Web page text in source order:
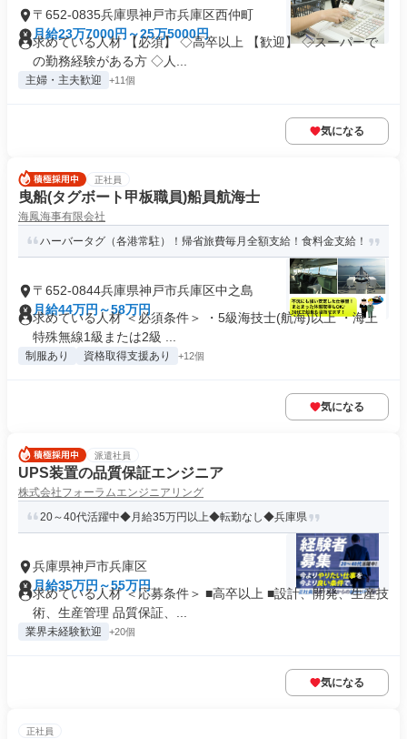
〒652-0835兵庫県神戸市兵庫区西仲町
月給23万7000円～25万5000円
求めている人材 【必須】 ◇高卒以上 【歓迎】 ◇スーパーで
の勤務経験がある方 ◇人...
主婦・主夫歓迎 +11個
気になる
正社員
曳船(タグボート甲板職員)船員航海士
海鳳海事有限会社
ハーバータグ（各港常駐）！帰省旅費毎月全額支給！食料金支給！
〒652-0844兵庫県神戸市兵庫区中之島
月給44万円～58万円
求めている人材 ＜必須条件＞ ・5級海技士(航海)以上 ・海上
特殊無線1級または2級 ...
制服あり 資格取得支援あり +12個
気になる
派遣社員
UPS装置の品質保証エンジニア
株式会社フォーラムエンジニアリング
20～40代活躍中◆月給35万円以上◆転勤なし◆兵庫県
兵庫県神戸市兵庫区
月給35万円～55万円
求めている人材 ＜応募条件＞ ■高卒以上 ■設計、開発、生産技
術、生産管理 品質保証、...
業界未経験歓迎 +20個
気になる
正社員